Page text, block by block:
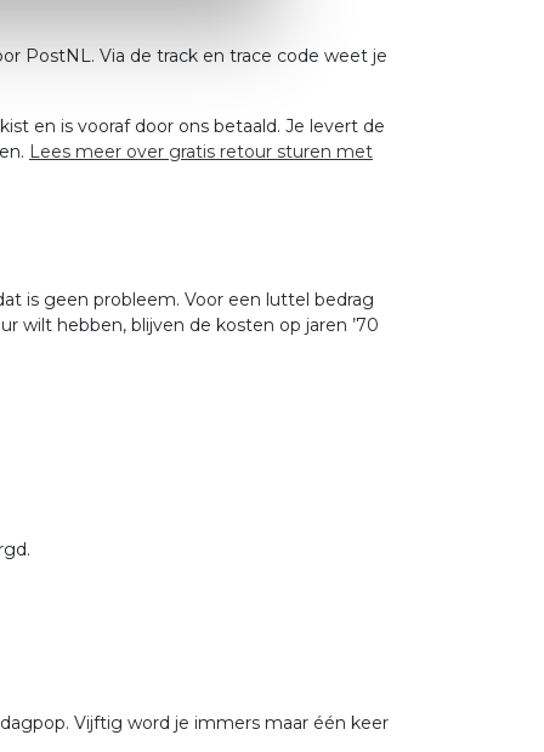
PostNL. Via de track en trace code weet je
en is vooraf door ons betaald. Je levert de
Lees meer over gratis retour sturen met
is geen probleem. Voor een luttel bedrag
wilt hebben, blijven de kosten op jaren ’70
Vijftig word je immers maar één keer